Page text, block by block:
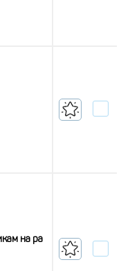
на ра